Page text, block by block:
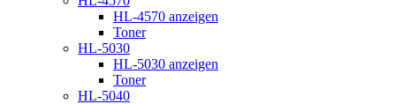
HL-4570 anzeigen
Toner
HL-5030
HL-5030 anzeigen
Toner
HL-5040